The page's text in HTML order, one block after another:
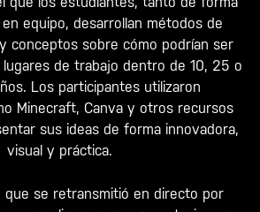
equipo, desarrollan métodos de
conceptos sobre cómo podrían ser
de trabajo dentro de 10, 25 o
Los participantes utilizaron
Minecraft, Canva y otros recursos
sus ideas de forma innovadora,
visual y práctica.
que se retransmitió en directo por